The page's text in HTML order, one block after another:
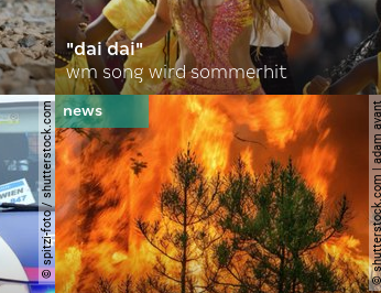
"dai dai"
wm song wird sommerhit
© spitzi-foto / shutterstock.com ©